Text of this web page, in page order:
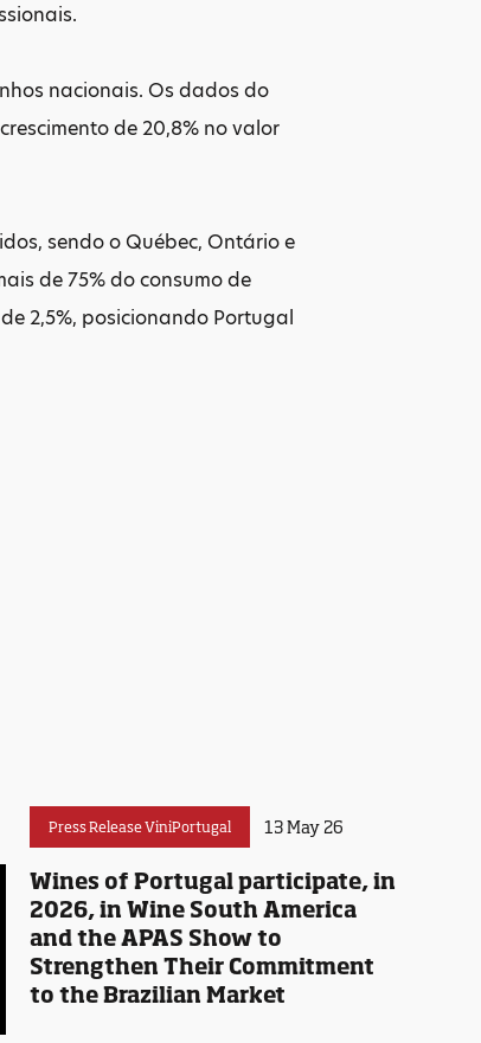
nacionais. Os dados do
de 20,8% no valor
sendo o Québec, Ontário e
de 75% do consumo de
2,5%, posicionando Portugal
Press Release ViniPortugal 13 May 26
Wines of Portugal participate, in
2026, in Wine South America
and the APAS Show to
Strengthen Their Commitment
to the Brazilian Market